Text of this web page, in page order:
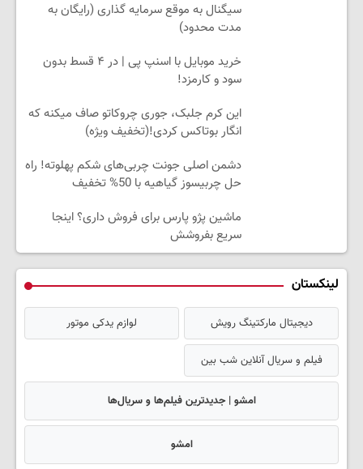
سیگنال به موقع سرمایه گذاری (رایگان به
مدت محدود)
خرید موبایل با اسنپ پی | در ۴ قسط بدون
سود و کارمزد!
این کرم جلبک، جوری چروکاتو صاف میکنه که
انگار بوتاکس کردی!(تخفیف ویژه)
دشمن اصلی جونت چربی‌های شکم پهلوته! راه
حل چربیسوز گیاهیه با 50% تخفیف
ماشین پژو پارس برای فروش داری؟ اینجا
سریع بفروشش
لینکستان
دیجیتال مارکتینگ رویش لوازم یدکی موتور
فیلم و سریال آنلاین شب بین
امشو | جدیدترین فیلم‌ها و سریال‌ها
امشو